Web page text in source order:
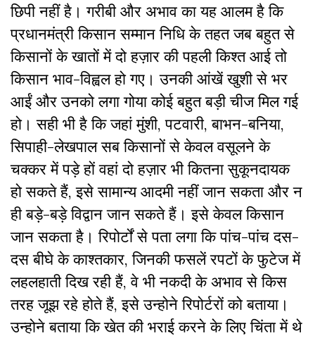
छिपी नहीं है। गरीबी और अभाव का यह आलम है कि
प्रधानमंत्री किसान सम्मान निधि के तहत जब बहुत से
किसानों के खातों में दो हज़ार की पहली किश्त आई तो
किसान भाव-विह्वल हो गए। उनकी आंखें खुशी से भर
आईं और उनको लगा गोया कोई बहुत बड़ी चीज मिल गई
हो। सही भी है कि जहां मुंशी, पटवारी, बाभन-बनिया,
सिपाही-लेखपाल सब किसानों से केवल वसूलने के
चक्कर में पड़े हों वहां दो हज़ार भी कितना सुकूनदायक
हो सकते हैं, इसे सामान्य आदमी नहीं जान सकता और न
ही बड़े-बड़े विद्वान जान सकते हैं। इसे केवल किसान
जान सकता है। रिपोर्टों से पता लगा कि पांच-पांच दस-
दस बीघे के काश्तकार, जिनकी फसलें रपटों के फुटेज में
लहलहाती दिख रही हैं, वे भी नकदी के अभाव से किस
तरह जूझ रहे होते हैं, इसे उन्होने रिपोर्टरों को बताया।
उन्होने बताया कि खेत की भराई करने के लिए चिंता में थे